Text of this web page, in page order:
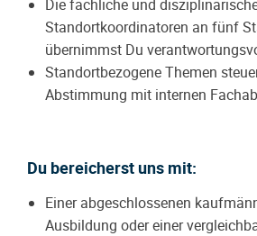
Die fachliche und
Standortkoordinatoren an fünf
übernimmst Du
Standortbezogene Themen
Abstimmung mit internen
Du bereicherst uns mit:
Einer abgeschlossenen
Ausbildung oder einer